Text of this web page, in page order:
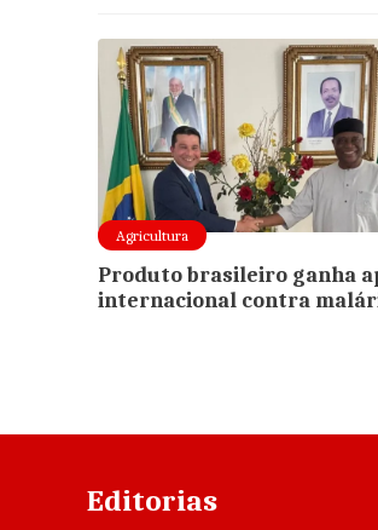
Agricultura
Produto brasileiro ganha
internacional contra
Editorias